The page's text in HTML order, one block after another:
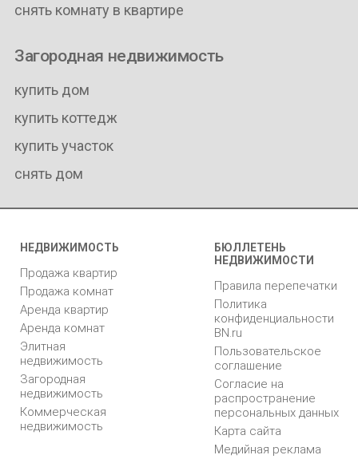
снять комнату в квартире
Загородная недвижимость
купить дом
купить коттедж
купить участок
снять дом
НЕДВИЖИМОСТЬ
Продажа квартир
Продажа комнат
Аренда квартир
Аренда комнат
Элитная
недвижимость
Загородная
недвижимость
Коммерческая
недвижимость
БЮЛЛЕТЕНЬ
НЕДВИЖИМОСТИ
Правила перепечатки
Политика
конфиденциальности
BN.ru
Пользовательское
соглашение
Согласие на
распространение
персональных данных
Карта сайта
Медийная реклама